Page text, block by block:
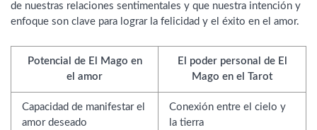
de nuestras relaciones sentimentales y que nuestra intención y
enfoque son clave para lograr la felicidad y el éxito en el amor.
Potencial de El Mago en
el amor
El poder personal de El
Mago en el Tarot
Capacidad de manifestar el
amor deseado
Conexión entre el cielo y
la tierra